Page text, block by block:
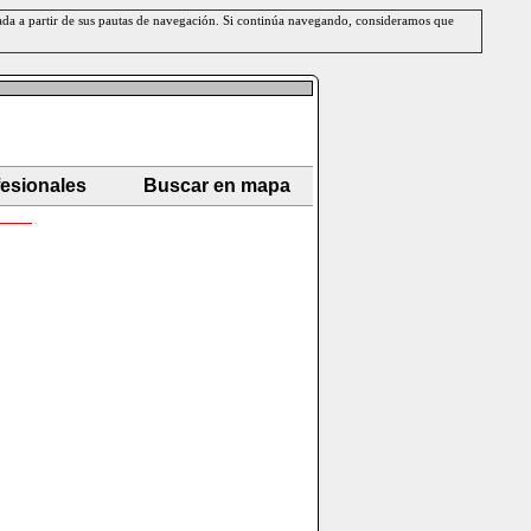
a partir de sus pautas de navegación. Si continúa navegando, consideramos que
Buscar en mapa